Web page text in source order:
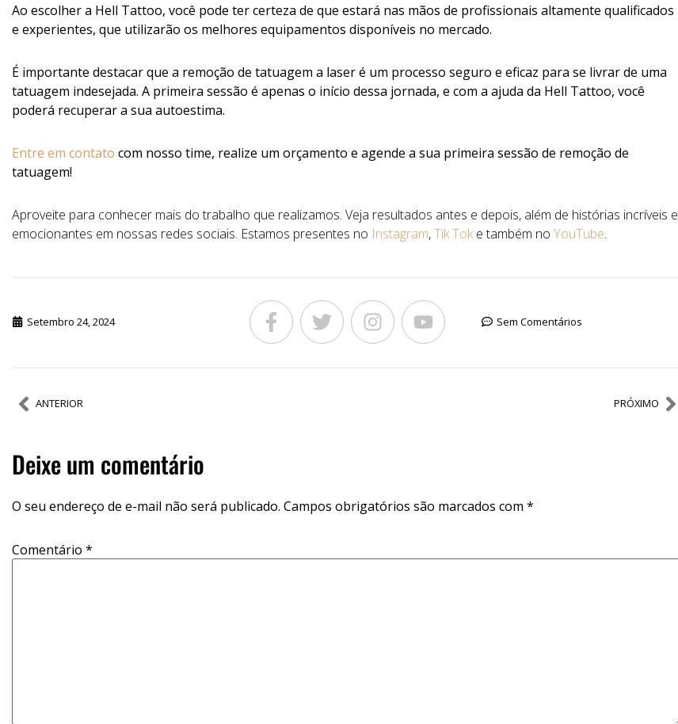
Ao escolher a Hell Tattoo, você pode ter certeza de que estará nas mãos de profissionais altamente qualificados
e experientes, que utilizarão os melhores equipamentos disponíveis no mercado.
É importante destacar que a remoção de tatuagem a laser é um processo seguro e eficaz para se livrar de uma
tatuagem indesejada. A primeira sessão é apenas o início dessa jornada, e com a ajuda da Hell Tattoo, você
poderá recuperar a sua autoestima.
Entre em contato com nosso time, realize um orçamento e agende a sua primeira sessão de remoção de
tatuagem!
Aproveite para conhecer mais do trabalho que realizamos. Veja resultados antes e depois, além de histórias incríveis e
emocionantes em nossas redes sociais. Estamos presentes no Instagram,Tik Toke também no YouTube.
Setembro 24, 2024 Sem Comentários
ANTERIOR PRÓXIMO
Deixe um comentário
O seu endereço de e-mail não será publicado. Campos obrigatórios são marcados com *
Comentário *